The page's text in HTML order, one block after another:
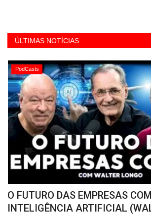
ÚLTIMAS NOTÍCIAS
PodCasts
O FUTURO DAS EMPRESAS COM
INTELIGÊNCIA ARTIFICIAL